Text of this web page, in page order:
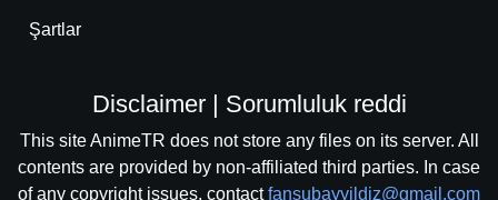
Şartlar
Disclaimer | Sorumluluk reddi
This site AnimeTR does not store any files on its server. All
contents are provided by non-affiliated third parties. In case
of any copyright issues, contactfansubayyildiz@gmail.com